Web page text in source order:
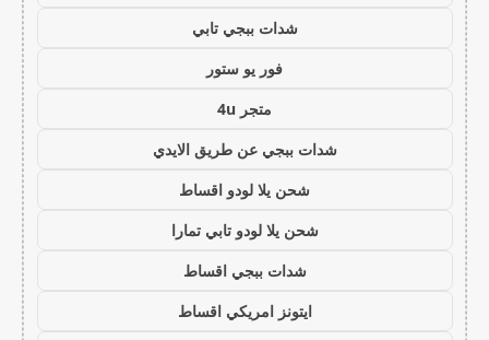
شدات ببجي تابي
فور يو ستور
متجر 4u
شدات ببجي عن طريق الايدي
شحن يلا لودو اقساط
شحن يلا لودو تابي تمارا
شدات ببجي اقساط
ايتونز امريكي اقساط